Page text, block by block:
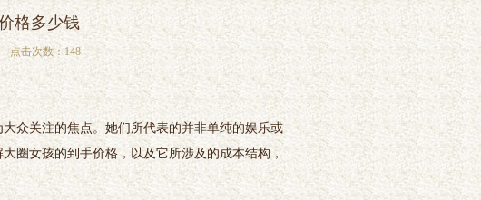
格多少钱
点击次数：148
众关注的焦点。她们所代表的并非单纯的娱乐或
圈女孩的到手价格，以及它所涉及的成本结构，